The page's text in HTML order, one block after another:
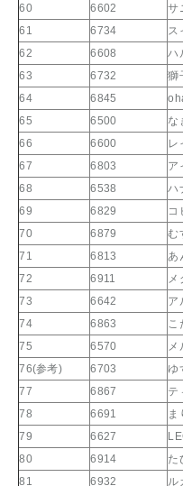
60
6602 サ
61
6734 ス
62
6608 ハ
63
6732 獅
64
6845
65
6500 な
66
6600 レ
67
6803 ア
68
6538 ハ
69
6829 コ
70
6879 む
71
6813 あ
72
6911 メ
73
6642 ア
74
6863 こ
75
6570 メ
76(参考)
6703 ゆ
77
6867 テ
78
6691 ま
79
6627
80
6914 た
81
6932 ル